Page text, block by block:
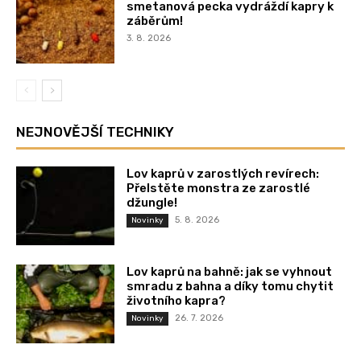
smetanová pecka vydráždí kapry k
záběrům!
3. 8. 2026
NEJNOVĚJŠÍ TECHNIKY
Lov kaprů v zarostlých revírech:
Přelstěte monstra ze zarostlé
džungle!
Novinky 5. 8. 2026
Lov kaprů na bahně: jak se vyhnout
smradu z bahna a díky tomu chytit
životního kapra?
Novinky 26. 7. 2026